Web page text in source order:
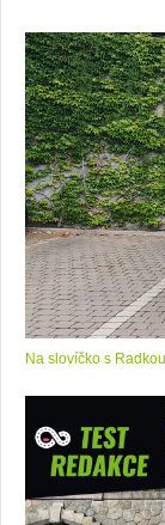
Na slovíčko s